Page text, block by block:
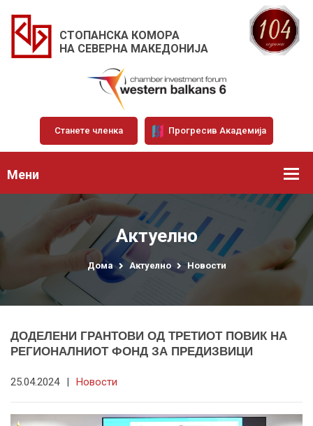
СТОПАНСКА КОМОРА
НА СЕВЕРНА МАКЕДОНИЈА
Станете членка Прогресив Академија
Мени
Актуелно
Дома Актуелно Новости
ДОДЕЛЕНИ ГРАНТОВИ ОД ТРЕТИОТ ПОВИК НА
РЕГИОНАЛНИОТ ФОНД ЗА ПРЕДИЗВИЦИ
25.04.2024 | Новости